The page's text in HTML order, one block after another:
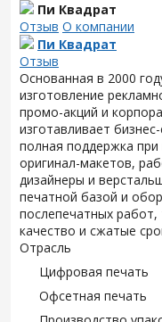
Пи Квадрат
Отзыв О компании
Пи Квадрат
Отзыв
Основанная в 2000
изготовление
промо-акций и
изготавливает
полная поддержка
оригинал-макетов,
дизайнеры и
печатной базой и
послепечатных
качество и сжатые
Отрасль
Цифровая печать
Офсетная печать